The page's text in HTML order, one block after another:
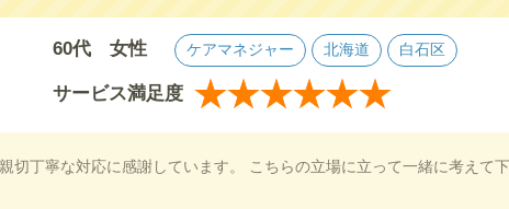
60代 女性 ケアマネジャー 北海道 白石区
サービス満足度 ★★★★★★
切丁寧な対応に感謝しています。 こちらの立場に立って一緒に考えて